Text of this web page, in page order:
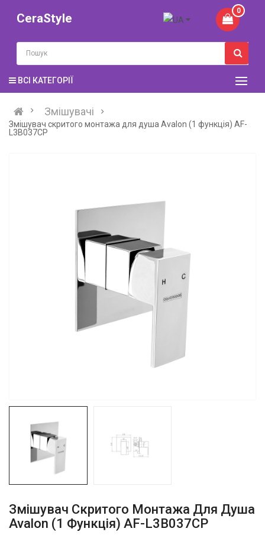
CeraStyle
0
ВСІ КАТЕГОРІЇ
Змішувачі
Змішувач скритого монтажа для душа Avalon (1 функція) AF-
L3B037CP
Змішувач Скритого Монтажа Для Душа
Avalon (1 Функція) AF-L3B037CP